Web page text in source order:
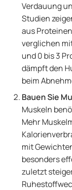
Verdauung
Studien
aus
verglichen
und 0 bis 3
dämpft den
beim
Bauen Sie
Muskeln
Mehr
mit
besonders
zuletzt